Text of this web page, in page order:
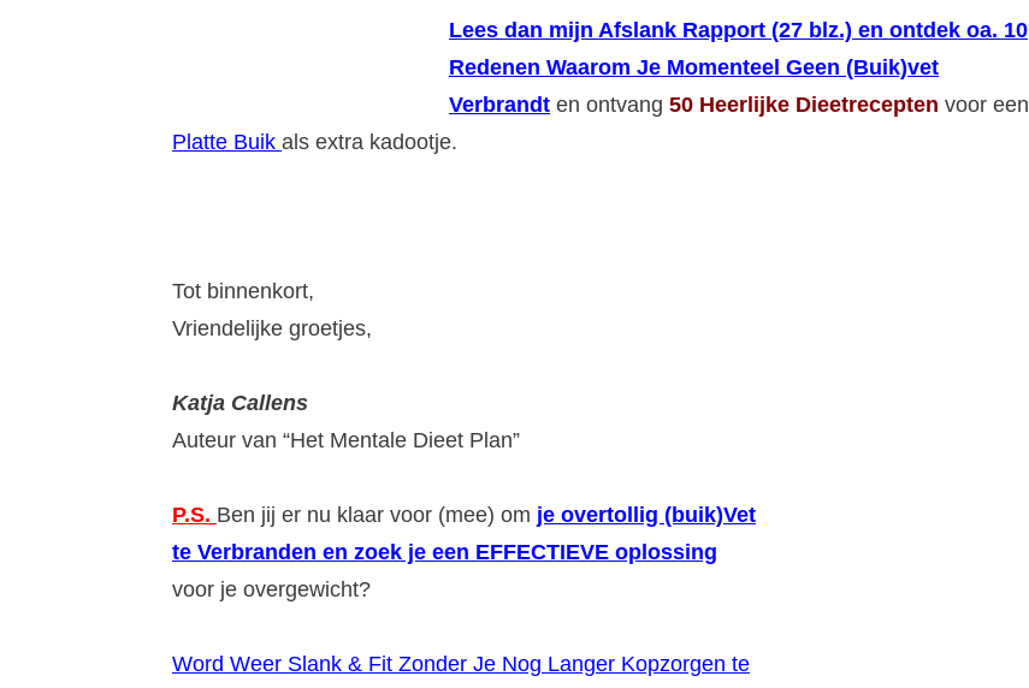
Lees dan mijn Afslank Rapport (27 blz.) en ontdek oa. 10
Redenen Waarom Je Momenteel Geen (Buik)vet
Verbrandt en ontvang 50 Heerlijke Dieetrecepten voor een
Platte Buik als extra kadootje.
Tot binnenkort,
Vriendelijke groetjes,
Katja Callens
Auteur van “Het Mentale Dieet Plan”
P.S. Ben jij er nu klaar voor (mee) om je overtollig (buik)Vet
te Verbranden en zoek je een EFFECTIEVE oplossing
voor je overgewicht?
Word Weer Slank & Fit Zonder Je Nog Langer Kopzorgen te